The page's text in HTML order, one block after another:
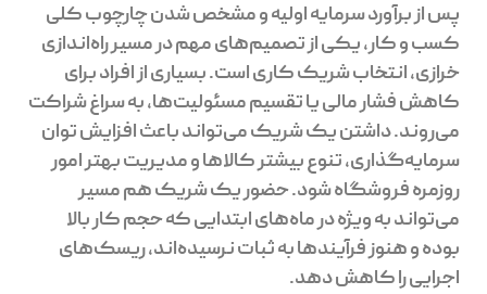
پس از برآورد سرمایه اولیه و مشخص شدن چارچوب کلی
کسب و کار، یکی از تصمیم‌های مهم در مسیر راه‌اندازی
خرازی، انتخاب شریک کاری است. بسیاری از افراد برای
کاهش فشار مالی یا تقسیم مسئولیت‌ها، به سراغ شراکت
می‌روند. داشتن یک شریک می‌تواند باعث افزایش توان
سرمایه‌گذاری، تنوع بیشتر کالاها و مدیریت بهتر امور
روزمره فروشگاه شود. حضور یک شریک هم مسیر
می‌تواند به ویژه در ماه‌های ابتدایی که حجم کار بالا
بوده و هنوز فرآیندها به ثبات نرسیده‌اند، ریسک‌های
اجرایی را کاهش دهد.